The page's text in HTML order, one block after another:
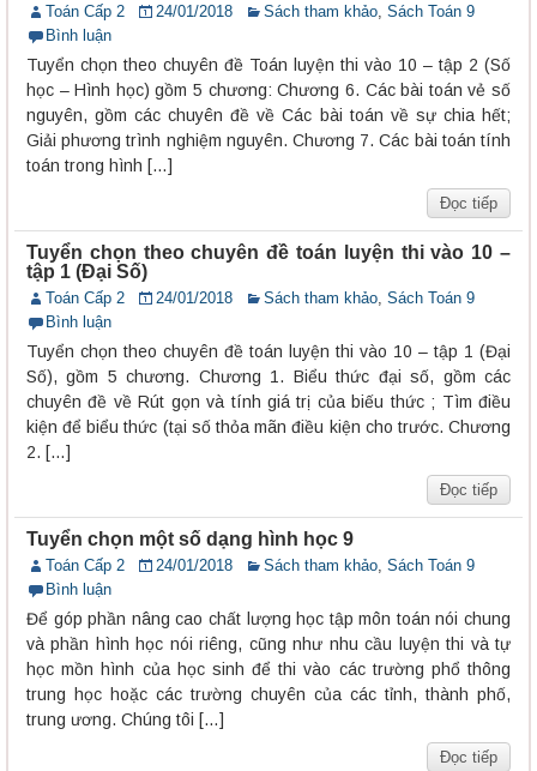
Toán Cấp 2 24/01/2018 Sách tham khảo Sách Toán 9
Bình luận
Tuyển chọn theo chuyên đề Toán luyện thi vào 10 – tập 2 (Số
học – Hình học) gồm 5 chương: Chương 6. Các bài toán vẻ số
nguyên, gồm các chuyên đề về Các bài toán về sự chia hết;
Giải phương trình nghiệm nguyên. Chương 7. Các bài toán tính
toán trong hình […]
Đọc tiếp
Tuyển chọn theo chuyên đề toán luyện thi vào 10 –
tập 1 (Đại Số)
Toán Cấp 2 24/01/2018 Sách tham khảo Sách Toán 9
Bình luận
Tuyển chọn theo chuyên đề toán luyện thi vào 10 – tập 1 (Đại
Số), gồm 5 chương. Chương 1. Biểu thức đại số, gồm các
chuyên đề về Rút gọn và tính giá trị của biếu thức ; Tìm điều
kiện để biểu thức (tại số thỏa mãn điều kiện cho trước. Chương
2. […]
Đọc tiếp
Tuyển chọn một số dạng hình học 9
Toán Cấp 2 24/01/2018 Sách tham khảo Sách Toán 9
Bình luận
Để góp phần nâng cao chất lượng học tập môn toán nói chung
và phần hình học nói riêng, cũng như nhu cầu luyện thi và tự
học mồn hình của học sinh để thi vào các trường phổ thông
trung học hoặc các trường chuyên của các tỉnh, thành phố,
trung ương. Chúng tôi […]
Đọc tiếp